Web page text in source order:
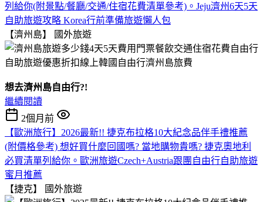
列給你(附景點/餐廳/交通/住宿花費清單參考)。Jeju濟州6天5天
自助旅遊攻略 Korea行前準備旅遊懶人包
【濟州島】
國外旅遊
想去濟州島自由行?!
繼續閱讀
2個月前
【歐洲旅行】2026最新!! 捷克布拉格10大紀念品伴手禮推薦
(附價格參考) 想好買什麼回國嗎? 當地購物貴嗎? 捷克奧地利
必買清單列給你。歐洲旅遊Czech+Austria跟團自由行自助旅遊
蜜月推薦
【捷克】
國外旅遊